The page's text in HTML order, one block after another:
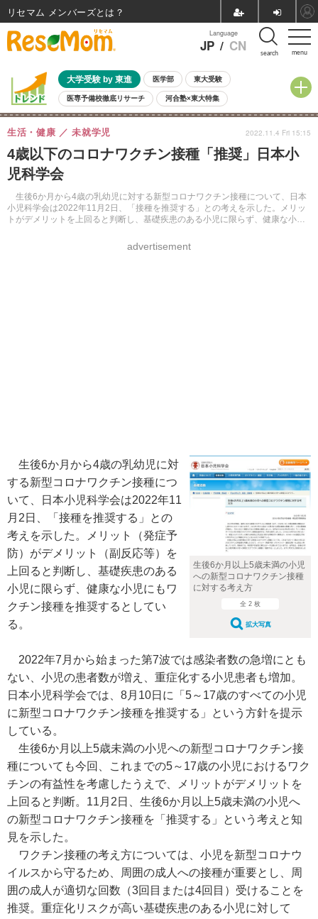
menu
Language
JP / CN search
大学受験 by 東進 医学部 東大受験
医専予備校徹底リサーチ 河合塾×東大特集
親子で考える大学選び 高校受験 中学受験 小学校受験
共通テスト 夏休み
8月開催イベント・WS 全国公立高校 過去問 人気記事
自由研究教材（小学生向け）
4歳以下のコロナワクチン接種「推奨」日本小
児科学会
生後6か月から4歳の乳幼児に対する新型コロナワクチン接種について、日本
小児科学会は2022年11月2日、「接種を推奨する」との考えを示した。メリッ
トがデメリットを上回ると判断し、基礎疾患のある小児に限らず、健康な小児
生活・健康 未就学児
advertisement
2022.11.4 Fri 15:15
生後6か月以上5歳未満の小児
への新型コロナワクチン接種
に対する考え方
全 2 枚
拡大写真
生後6か月から4歳の乳幼児に対
する新型コロナワクチン接種につ
いて、日本小児科学会は2022年11
月2日、「接種を推奨する」との
考えを示した。メリット（発症予
防）がデメリット（副反応等）を
上回ると判断し、基礎疾患のある
小児に限らず、健康な小児にもワ
クチン接種を推奨するとしてい
る。
2022年7月から始まった第7波では感染者数の急増にとも
ない、小児の患者数が増え、重症化する小児患者も増加。
日本小児科学会では、8月10日に「5～17歳のすべての小児
に新型コロナワクチン接種を推奨する」という方針を提示
している。
生後6か月以上5歳未満の小児への新型コロナワクチン接
種についても今回、これまでの5～17歳の小児におけるワク
チンの有益性を考慮したうえで、メリットがデメリットを
上回ると判断。11月2日、生後6か月以上5歳未満の小児へ
の新型コロナワクチン接種を「推奨する」という考えと知
見を示した。
ワクチン接種の考え方については、小児を新型コロナウ
イルスから守るため、周囲の成人への接種が重要とし、周
囲の成人が適切な回数（3回目または4回目）受けることを
推奨。重症化リスクが高い基礎疾患のある小児に対して
リセマム メンバーズ